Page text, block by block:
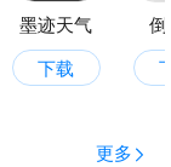
墨迹天气
下载
更多